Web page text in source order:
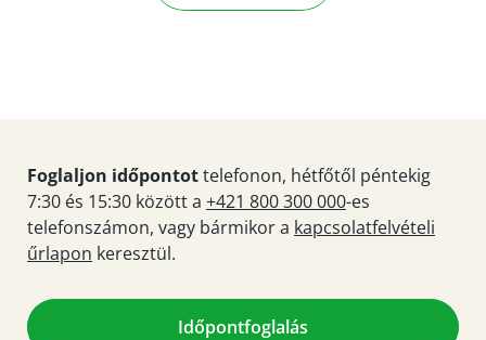
Foglaljon időpontottelefonon, hétfőtől péntekig
7:30 és 15:30 között a +421 800 300 000-es
telefonszámon, vagy bármikor a kapcsolatfelvételi
űrlapon keresztül.
Időpontfoglalás